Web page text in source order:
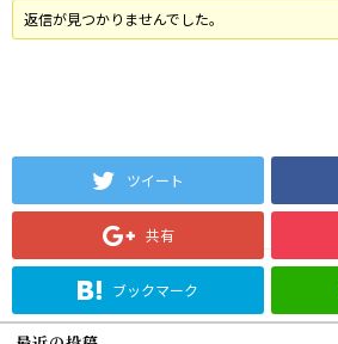
返信が見つかりませんでした。
ツイート
共有
ブックマーク